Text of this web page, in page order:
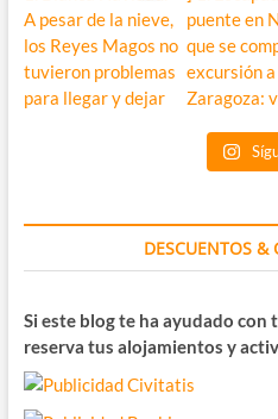
DESCUENTOS &
Si este blog te ha ayudado con
reserva tus alojamientos y